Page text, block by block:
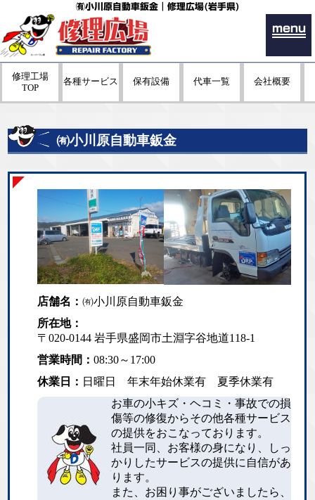
㈲小川原自動車鈑金｜修理広場(岩手県)
menu
修理工場
TOP
各種サービス 保有設備 代車一覧 会社概要
㈲小川原自動車鈑金
店舗名：㈲小川原自動車鈑金
所在地：
〒020-0144 岩手県盛岡市土淵字谷地道118-1
営業時間：08:30～17:00
休業日： 日曜日 年末年始休業有 夏季休業有
お車の小キズ・ヘコミ・事故での損
傷等の修復からその他各種サービス
の提供をおこなっております。
社員一同、お客様の身になり、しっ
かりしたサービスの提供に自信があ
ります。
また、お困り事がございましたら、